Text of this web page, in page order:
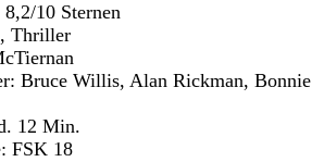
10 Sternen
Thriller
Bruce Willis, Alan Rickman, Bonnie
12 Min.
FSK 18